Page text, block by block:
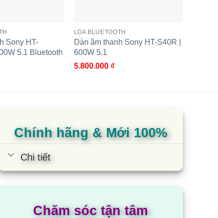
lượng cao với công nghệ âm thanh vòm giả lập
thích bằng cách mô phỏng âm thanh vòm theo
tạo và giả lập trường âm thanh vòm, cho âm
nghệ như X-Balanced Speaker Unit và Viền
sót lời thoại nào.
Sony HT-
5.1 Bluetooth
LOA BLUETOOTH
Dàn âm thanh Sony HT-S40R |
600W 5.1
5.800.000 ₫
Chính hãng & Mới 100%
Chi tiết
Chăm sóc tận tâm